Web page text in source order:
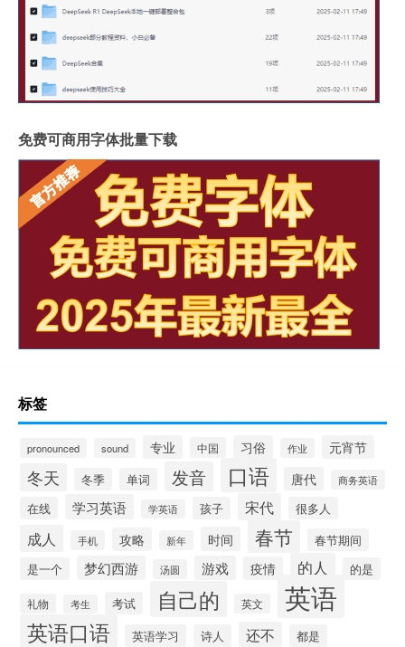
免费可商用字体批量下载
标签
pronounced sound 专业 中国 习俗 作业 元宵节
冬天 冬季 单词 发音 口语 唐代 商务英语
在线 学习英语 学英语 孩子 宋代 很多人
成人 手机 攻略 新年 时间 春节
春节期间
是一个
梦幻西游 汤圆 游戏 疫情 的人 的是
礼物 考生 考试 自己的 英文 英语
英语口语 英语学习 诗人 还不 都是